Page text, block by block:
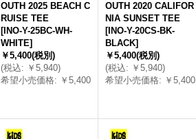
OUTH 2025 BEACH C
RUISE TEE
[INO-Y-25BC-WH-
WHITE]
￥5,400(税別)
(税込: ￥5,940)
希望小売価格: ￥5,400
OUTH 2020 CALIFOR
NIA SUNSET TEE
[INO-Y-20CS-BK-
BLACK]
￥5,400(税別)
(税込: ￥5,940)
希望小売価格: ￥5,400